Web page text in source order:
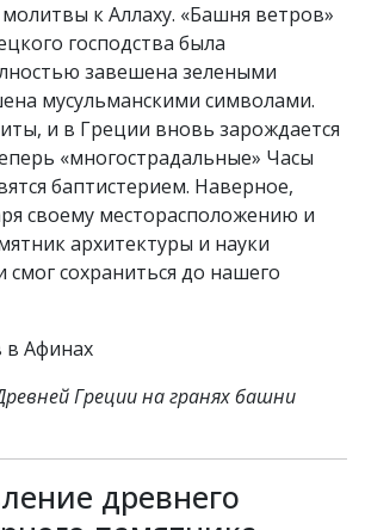
к Аллаху. «Башня ветров»
господства была
завешена зелеными
мусульманскими символами.
и в Греции вновь зарождается
«многострадальные» Часы
баптистерием. Наверное,
своему месторасположению и
архитектуры и науки
сохраниться до нашего
Греции на гранях башни
древнего